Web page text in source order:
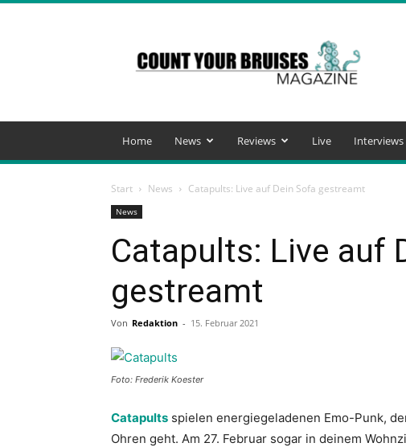
Your
Bruises
Magazine
Home News Reviews Live Interviews
Start News Catapults: Live auf Dein Sofa gestreamt
News
Catapults: Live auf
gestreamt
Von Redaktion - 15. Februar 2021
Foto: Frederik Koester
Catapults spielen energiegeladenen Emo-Punk,
Ohren geht. Am 27. Februar sogar in deinem